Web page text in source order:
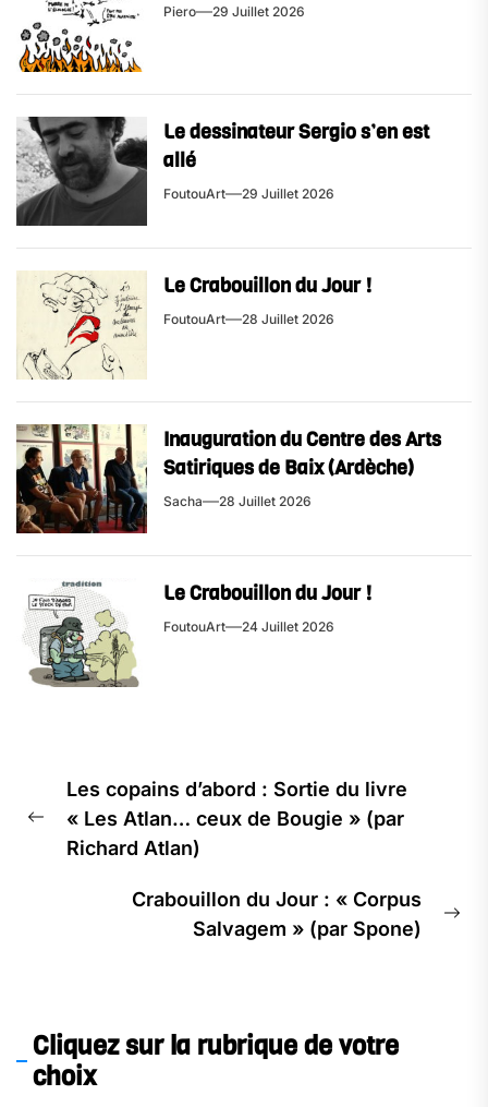
Piero 29 Juillet 2026
Le dessinateur Sergio s’en est
allé
FoutouArt 29 Juillet 2026
Le Crabouillon du Jour !
FoutouArt 28 Juillet 2026
Inauguration du Centre des Arts
Satiriques de Baix (Ardèche)
Sacha 28 Juillet 2026
Le Crabouillon du Jour !
FoutouArt 24 Juillet 2026
de
l’article
Previous
post:
Les copains d’abord : Sortie du livre
« Les Atlan… ceux de Bougie » (par
Richard Atlan)
Crabouillon du Jour : « Corpus
Salvagem » (par Spone)
Cliquez sur la rubrique de votre
choix